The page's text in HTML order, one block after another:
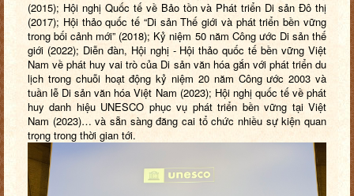
(2015); Hội nghị Quốc tế về Bảo tồn và Phát triển Di sản Đô thị
(2017); Hội thảo quốc tế “Di sản Thế giới và phát triển bền vững
trong bối cảnh mới” (2018); Kỷ niệm 50 năm Công ước Di sản thế
giới (2022); Diễn đàn, Hội nghị - Hội thảo quốc tế bền vững Việt
Nam về phát huy vai trò của Di sản văn hóa gắn với phát triển du
lịch trong chuỗi hoạt động kỷ niệm 20 năm Công ước 2003 và
tuần lễ Di sản văn hóa Việt Nam (2023); Hội nghị quốc tế về phát
huy danh hiệu UNESCO phục vụ phát triển bền vững tại Việt
Nam (2023)… và sẵn sàng đăng cai tổ chức nhiều sự kiện quan
trọng trong thời gian tới.